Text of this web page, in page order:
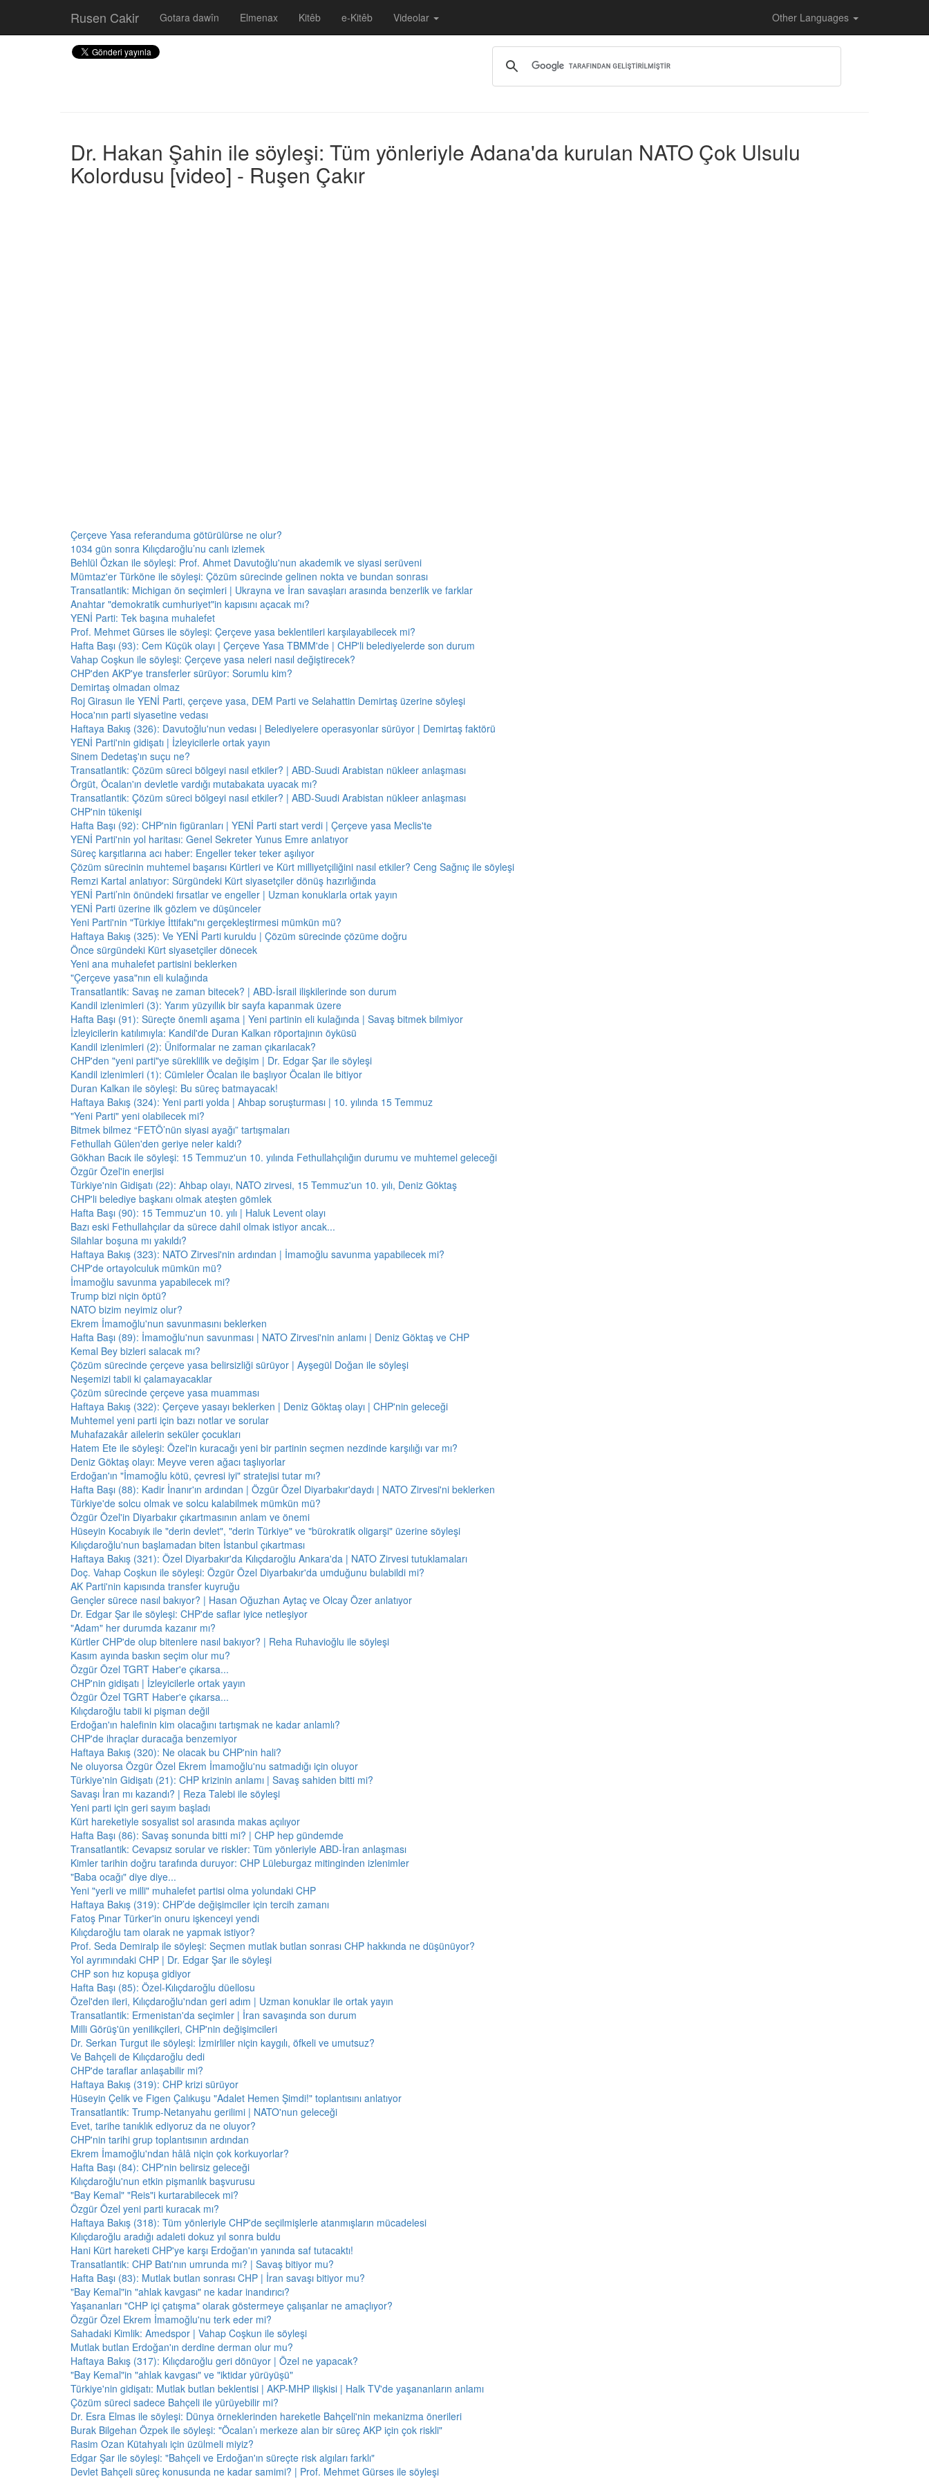
Rusen Cakir Gotara dawîn Elmenax Kitêb e-Kitêb Videolar Other Languages
Dr. Hakan Şahin ile söyleşi: Tüm yönleriyle Adana'da kurulan NATO Çok Ulsulu
Kolordusu [video] - Ruşen Çakır
Çerçeve Yasa referanduma götürülürse ne olur?
1034 gün sonra Kılıçdaroğlu’nu canlı izlemek
Behlül Özkan ile söyleşi: Prof. Ahmet Davutoğlu'nun akademik ve siyasi serüveni
Mümtaz'er Türköne ile söyleşi: Çözüm sürecinde gelinen nokta ve bundan sonrası
Transatlantik: Michigan ön seçimleri | Ukrayna ve İran savaşları arasında benzerlik ve farklar
Anahtar "demokratik cumhuriyet"in kapısını açacak mı?
YENİ Parti: Tek başına muhalefet
Prof. Mehmet Gürses ile söyleşi: Çerçeve yasa beklentileri karşılayabilecek mi?
Hafta Başı (93): Cem Küçük olayı | Çerçeve Yasa TBMM'de | CHP'li belediyelerde son durum
Vahap Coşkun ile söyleşi: Çerçeve yasa neleri nasıl değiştirecek?
CHP'den AKP'ye transferler sürüyor: Sorumlu kim?
Demirtaş olmadan olmaz
Roj Girasun ile YENİ Parti, çerçeve yasa, DEM Parti ve Selahattin Demirtaş üzerine söyleşi
Hoca'nın parti siyasetine vedası
Haftaya Bakış (326): Davutoğlu'nun vedası | Belediyelere operasyonlar sürüyor | Demirtaş faktörü
YENİ Parti'nin gidişatı | İzleyicilerle ortak yayın
Sinem Dedetaş'ın suçu ne?
Transatlantik: Çözüm süreci bölgeyi nasıl etkiler? | ABD-Suudi Arabistan nükleer anlaşması
Örgüt, Öcalan'ın devletle vardığı mutabakata uyacak mı?
Transatlantik: Çözüm süreci bölgeyi nasıl etkiler? | ABD-Suudi Arabistan nükleer anlaşması
CHP'nin tükenişi
Hafta Başı (92): CHP'nin figüranları | YENİ Parti start verdi | Çerçeve yasa Meclis'te
YENİ Parti'nin yol haritası: Genel Sekreter Yunus Emre anlatıyor
Süreç karşıtlarına acı haber: Engeller teker teker aşılıyor
Çözüm sürecinin muhtemel başarısı Kürtleri ve Kürt milliyetçiliğini nasıl etkiler? Ceng Sağnıç ile söyleşi
Remzi Kartal anlatıyor: Sürgündeki Kürt siyasetçiler dönüş hazırlığında
YENİ Parti’nin önündeki fırsatlar ve engeller | Uzman konuklarla ortak yayın
YENİ Parti üzerine ilk gözlem ve düşünceler
Yeni Parti'nin "Türkiye İttifakı"nı gerçekleştirmesi mümkün mü?
Haftaya Bakış (325): Ve YENİ Parti kuruldu | Çözüm sürecinde çözüme doğru
Önce sürgündeki Kürt siyasetçiler dönecek
Yeni ana muhalefet partisini beklerken
"Çerçeve yasa"nın eli kulağında
Transatlantik: Savaş ne zaman bitecek? | ABD-İsrail ilişkilerinde son durum
Kandil izlenimleri (3): Yarım yüzyıllık bir sayfa kapanmak üzere
Hafta Başı (91): Süreçte önemli aşama | Yeni partinin eli kulağında | Savaş bitmek bilmiyor
İzleyicilerin katılımıyla: Kandil'de Duran Kalkan röportajının öyküsü
Kandil izlenimleri (2): Üniformalar ne zaman çıkarılacak?
CHP'den "yeni parti"ye süreklilik ve değişim | Dr. Edgar Şar ile söyleşi
Kandil izlenimleri (1): Cümleler Öcalan ile başlıyor Öcalan ile bitiyor
Duran Kalkan ile söyleşi: Bu süreç batmayacak!
Haftaya Bakış (324): Yeni parti yolda | Ahbap soruşturması | 10. yılında 15 Temmuz
"Yeni Parti" yeni olabilecek mi?
Bitmek bilmez “FETÖ’nün siyasi ayağı” tartışmaları
Fethullah Gülen'den geriye neler kaldı?
Gökhan Bacık ile söyleşi: 15 Temmuz'un 10. yılında Fethullahçılığın durumu ve muhtemel geleceği
Özgür Özel'in enerjisi
Türkiye'nin Gidişatı (22): Ahbap olayı, NATO zirvesi, 15 Temmuz'un 10. yılı, Deniz Göktaş
CHP'li belediye başkanı olmak ateşten gömlek
Hafta Başı (90): 15 Temmuz'un 10. yılı | Haluk Levent olayı
Bazı eski Fethullahçılar da sürece dahil olmak istiyor ancak...
Silahlar boşuna mı yakıldı?
Haftaya Bakış (323): NATO Zirvesi'nin ardından | İmamoğlu savunma yapabilecek mi?
CHP'de ortayolculuk mümkün mü?
İmamoğlu savunma yapabilecek mi?
Trump bizi niçin öptü?
NATO bizim neyimiz olur?
Ekrem İmamoğlu'nun savunmasını beklerken
Hafta Başı (89): İmamoğlu'nun savunması | NATO Zirvesi'nin anlamı | Deniz Göktaş ve CHP
Kemal Bey bizleri salacak mı?
Çözüm sürecinde çerçeve yasa belirsizliği sürüyor | Ayşegül Doğan ile söyleşi
Neşemizi tabii ki çalamayacaklar
Çözüm sürecinde çerçeve yasa muamması
Haftaya Bakış (322): Çerçeve yasayı beklerken | Deniz Göktaş olayı | CHP'nin geleceği
Muhtemel yeni parti için bazı notlar ve sorular
Muhafazakâr ailelerin seküler çocukları
Hatem Ete ile söyleşi: Özel'in kuracağı yeni bir partinin seçmen nezdinde karşılığı var mı?
Deniz Göktaş olayı: Meyve veren ağacı taşlıyorlar
Erdoğan'ın "İmamoğlu kötü, çevresi iyi" stratejisi tutar mı?
Hafta Başı (88): Kadir İnanır'ın ardından | Özgür Özel Diyarbakır'daydı | NATO Zirvesi'ni beklerken
Türkiye'de solcu olmak ve solcu kalabilmek mümkün mü?
Özgür Özel'in Diyarbakır çıkartmasının anlam ve önemi
Hüseyin Kocabıyık ile "derin devlet", "derin Türkiye" ve "bürokratik oligarşi" üzerine söyleşi
Kılıçdaroğlu'nun başlamadan biten İstanbul çıkartması
Haftaya Bakış (321): Özel Diyarbakır'da Kılıçdaroğlu Ankara'da | NATO Zirvesi tutuklamaları
Doç. Vahap Coşkun ile söyleşi: Özgür Özel Diyarbakır'da umduğunu bulabildi mi?
AK Parti'nin kapısında transfer kuyruğu
Gençler sürece nasıl bakıyor? | Hasan Oğuzhan Aytaç ve Olcay Özer anlatıyor
Dr. Edgar Şar ile söyleşi: CHP'de saflar iyice netleşiyor
"Adam" her durumda kazanır mı?
Kürtler CHP'de olup bitenlere nasıl bakıyor? | Reha Ruhavioğlu ile söyleşi
Kasım ayında baskın seçim olur mu?
Özgür Özel TGRT Haber'e çıkarsa...
CHP'nin gidişatı | İzleyicilerle ortak yayın
Özgür Özel TGRT Haber'e çıkarsa...
Kılıçdaroğlu tabii ki pişman değil
Erdoğan'ın halefinin kim olacağını tartışmak ne kadar anlamlı?
CHP'de ihraçlar duracağa benzemiyor
Haftaya Bakış (320): Ne olacak bu CHP'nin hali?
Ne oluyorsa Özgür Özel Ekrem İmamoğlu'nu satmadığı için oluyor
Türkiye'nin Gidişatı (21): CHP krizinin anlamı | Savaş sahiden bitti mi?
Savaşı İran mı kazandı? | Reza Talebi ile söyleşi
Yeni parti için geri sayım başladı
Kürt hareketiyle sosyalist sol arasında makas açılıyor
Hafta Başı (86): Savaş sonunda bitti mi? | CHP hep gündemde
Transatlantik: Cevapsız sorular ve riskler: Tüm yönleriyle ABD-İran anlaşması
Kimler tarihin doğru tarafında duruyor: CHP Lüleburgaz mitinginden izlenimler
"Baba ocağı" diye diye...
Yeni "yerli ve milli" muhalefet partisi olma yolundaki CHP
Haftaya Bakış (319): CHP’de değişimciler için tercih zamanı
Fatoş Pınar Türker'in onuru işkenceyi yendi
Kılıçdaroğlu tam olarak ne yapmak istiyor?
Prof. Seda Demiralp ile söyleşi: Seçmen mutlak butlan sonrası CHP hakkında ne düşünüyor?
Yol ayrımındaki CHP | Dr. Edgar Şar ile söyleşi
CHP son hız kopuşa gidiyor
Hafta Başı (85): Özel-Kılıçdaroğlu düellosu
Özel'den ileri, Kılıçdaroğlu'ndan geri adım | Uzman konuklar ile ortak yayın
Transatlantik: Ermenistan'da seçimler | İran savaşında son durum
Milli Görüş'ün yenilikçileri, CHP'nin değişimcileri
Dr. Serkan Turgut ile söyleşi: İzmirliler niçin kaygılı, öfkeli ve umutsuz?
Ve Bahçeli de Kılıçdaroğlu dedi
CHP'de taraflar anlaşabilir mi?
Haftaya Bakış (319): CHP krizi sürüyor
Hüseyin Çelik ve Figen Çalıkuşu "Adalet Hemen Şimdi!" toplantısını anlatıyor
Transatlantik: Trump-Netanyahu gerilimi | NATO'nun geleceği
Evet, tarihe tanıklık ediyoruz da ne oluyor?
CHP'nin tarihi grup toplantısının ardından
Ekrem İmamoğlu'ndan hâlâ niçin çok korkuyorlar?
Hafta Başı (84): CHP'nin belirsiz geleceği
Kılıçdaroğlu'nun etkin pişmanlık başvurusu
"Bay Kemal" "Reis"i kurtarabilecek mi?
Özgür Özel yeni parti kuracak mı?
Haftaya Bakış (318): Tüm yönleriyle CHP'de seçilmişlerle atanmışların mücadelesi
Kılıçdaroğlu aradığı adaleti dokuz yıl sonra buldu
Hani Kürt hareketi CHP'ye karşı Erdoğan'ın yanında saf tutacaktı!
Transatlantik: CHP Batı'nın umrunda mı? | Savaş bitiyor mu?
Hafta Başı (83): Mutlak butlan sonrası CHP | İran savaşı bitiyor mu?
"Bay Kemal"in "ahlak kavgası" ne kadar inandırıcı?
Yaşananları "CHP içi çatışma" olarak göstermeye çalışanlar ne amaçlıyor?
Özgür Özel Ekrem İmamoğlu'nu terk eder mi?
Sahadaki Kimlik: Amedspor | Vahap Coşkun ile söyleşi
Mutlak butlan Erdoğan'ın derdine derman olur mu?
Haftaya Bakış (317): Kılıçdaroğlu geri dönüyor | Özel ne yapacak?
"Bay Kemal"in "ahlak kavgası" ve "iktidar yürüyüşü"
Türkiye'nin gidişatı: Mutlak butlan beklentisi | AKP-MHP ilişkisi | Halk TV'de yaşananların anlamı
Çözüm süreci sadece Bahçeli ile yürüyebilir mi?
Dr. Esra Elmas ile söyleşi: Dünya örneklerinden hareketle Bahçeli'nin mekanizma önerileri
Burak Bilgehan Özpek ile söyleşi: "Öcalan’ı merkeze alan bir süreç AKP için çok riskli"
Rasim Ozan Kütahyalı için üzülmeli miyiz?
Edgar Şar ile söyleşi: "Bahçeli ve Erdoğan'ın süreçte risk algıları farklı"
Devlet Bahçeli süreç konusunda ne kadar samimi? | Prof. Mehmet Gürses ile söyleşi